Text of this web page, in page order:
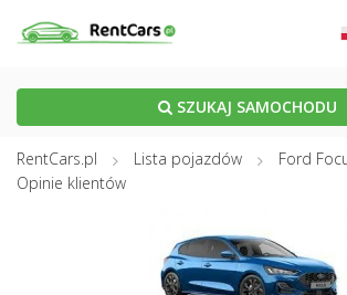
SZUKAJ SAMOCHODU
RentCars.pl Lista pojazdów
Ford
Opinie klientów